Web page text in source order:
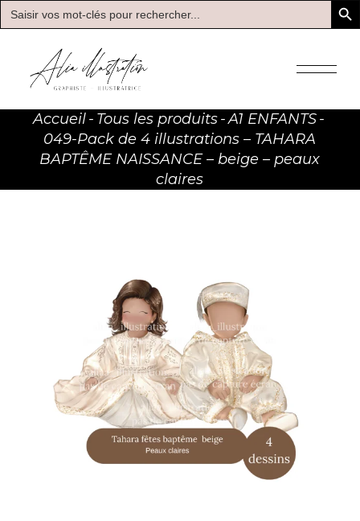
Search
for:
Skip
content
Accueil Tous les produits A1 ENFANTS
049-Pack de 4 illustrations – TAHARA
BAPTÊME NAISSANCE – beige – peaux
claires